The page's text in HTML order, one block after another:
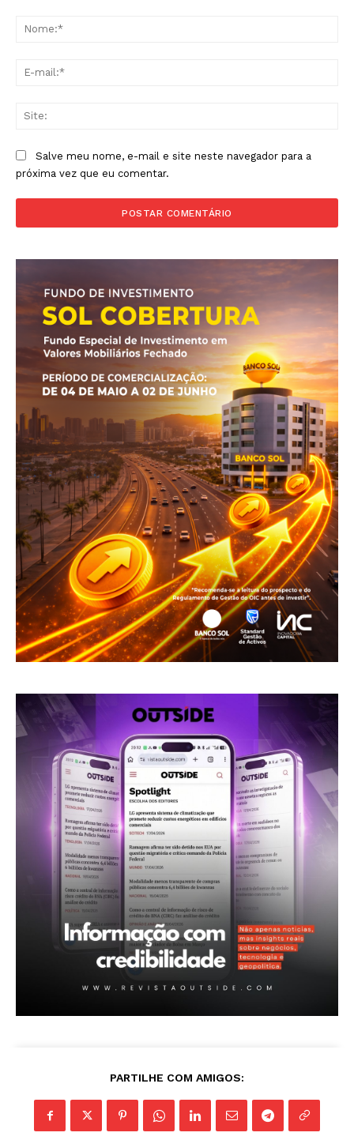
Revista Outside
- Seja Leitor Gold Plus -
ASSINAR
A Empresa
Sobre nós
Diretrizes Editoriais
Política de Privacidade
Planos de assinatura
Minha conta
Salve meu nome, e-mail e site neste navegador para a
próxima vez que eu comentar.
PARTILHE COM AMIGOS: